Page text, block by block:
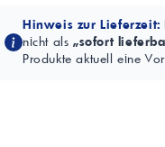
Hinweis zur Lieferzeit:
nicht als „sofort
Produkte aktuell eine